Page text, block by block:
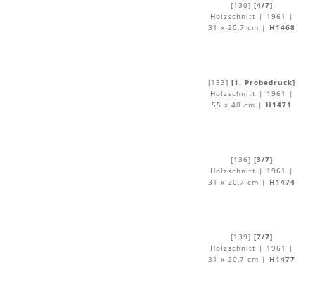
[130] [4/7]
Holzschnitt | 1961 |
31 x 20,7 cm |
H1468
[133] [1. Probedruck]
Holzschnitt | 1961 |
55 x 40 cm |
H1471
[136] [3/7]
Holzschnitt | 1961 |
31 x 20,7 cm |
H1474
[139] [7/7]
Holzschnitt | 1961 |
31 x 20,7 cm |
H1477